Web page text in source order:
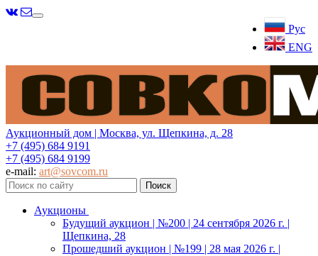
Рус
ENG
Меню
Аукционный дом | Москва, ул. Щепкина, д. 28
+7 (495) 684 9191
+7 (495) 684 9199
e-mail: art@sovcom.ru
Аукционы
Будущий аукцион | №200 | 24 сентября 2026 г. |
Щепкина, 28
Прошедший аукцион | №199 | 28 мая 2026 г. |